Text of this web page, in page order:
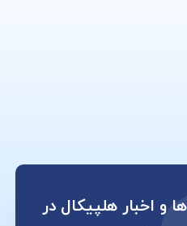
و اخبار هلپیکال در